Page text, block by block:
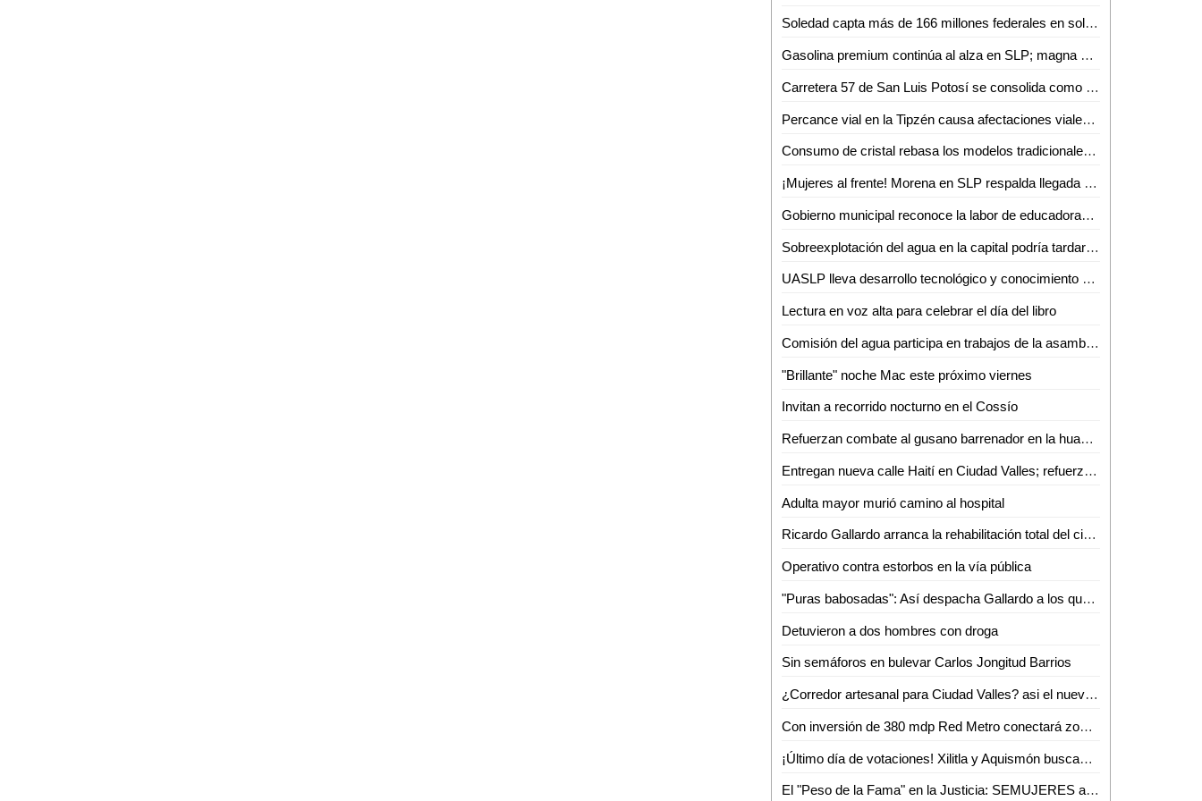
Soledad capta más de 166 millones federales en solo 3 meses de 2026
Gasolina premium continúa al alza en SLP; magna y diésel se mantienen estables
Carretera 57 de San Luis Potosí se consolida como la más peligrosa del país
Percance vial en la Tipzén causa afectaciones viales; no hubo heridos
Consumo de cristal rebasa los modelos tradicionales de atención en Valles
¡Mujeres al frente! Morena en SLP respalda llegada de Citlalli Hernández
Gobierno municipal reconoce la labor de educadoras y educadores en su día
Sobreexplotación del agua en la capital podría tardar hasta 3 mil años en recuperarse
UASLP lleva desarrollo tecnológico y conocimiento a productores de la Huasteca
Lectura en voz alta para celebrar el día del libro
Comisión del agua participa en trabajos de la asamblea general de usuarios del consejo de cuenca del altiplano
"Brillante" noche Mac este próximo viernes
Invitan a recorrido nocturno en el Cossío
Refuerzan combate al gusano barrenador en la huasteca potosina
Entregan nueva calle Haití en Ciudad Valles; refuerzan obras de infraestructura urbana
Adulta mayor murió camino al hospital
Ricardo Gallardo arranca la rehabilitación total del circuito tének en Ciudad Valles
Operativo contra estorbos en la vía pública
"Puras babosadas": Así despacha Gallardo a los que se envalentonan tras el celular
Detuvieron a dos hombres con droga
Sin semáforos en bulevar Carlos Jongitud Barrios
¿Corredor artesanal para Ciudad Valles? asi el nuevo proyecto para la Cordillera Tének
Con inversión de 380 mdp Red Metro conectará zona Tének y centros urbanos en la Huasteca
¡Último día de votaciones! Xilitla y Aquismón buscan premio nacional en México Desconocido
El "Peso de la Fama" en la Justicia: SEMUJERES advierte posibles presiones en el caso de Alberto "N"